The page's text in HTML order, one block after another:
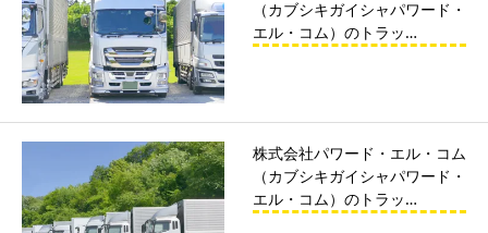
（カブシキガイシャパワード・
エル・コム）のトラッ…
株式会社パワード・エル・コム
（カブシキガイシャパワード・
エル・コム）のトラッ…